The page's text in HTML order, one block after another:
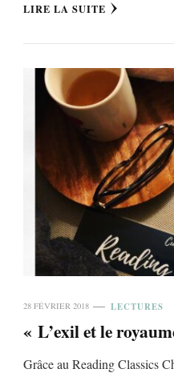
LIRE LA SUITE
28 FÉVRIER 2018 LECTURES
« L’exil et le
Grâce au Reading Classics